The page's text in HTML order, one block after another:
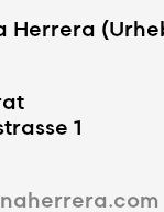
Herrera
1